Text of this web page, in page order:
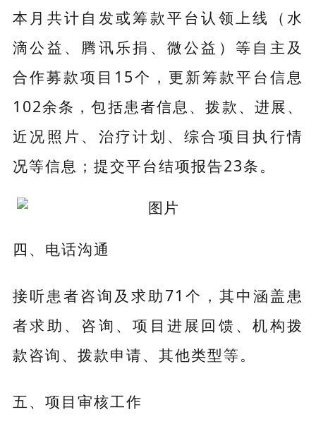
本月共计自发或筹款平台认领上线（水
滴公益、腾讯乐捐、微公益）等自主及
合作募款项目15个，更新筹款平台信息
102余条，包括患者信息、拨款、进展、
近况照片、治疗计划、综合项目执行情
况等信息；提交平台结项报告23条。
四、电话沟通
接听患者咨询及求助71个，其中涵盖患
者求助、咨询、项目进展回馈、机构拨
款咨询、拨款申请、其他类型等。
五、项目审核工作